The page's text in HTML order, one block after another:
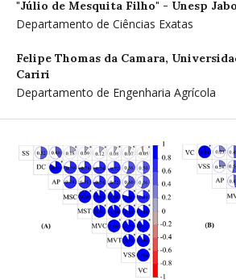
"Júlio de Mesquita Filho" - Unesp
Departamento de Ciências Exatas
Felipe Thomas da Camara,
Cariri
Departamento de Engenharia Agrícola